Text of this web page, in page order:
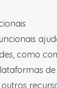
como